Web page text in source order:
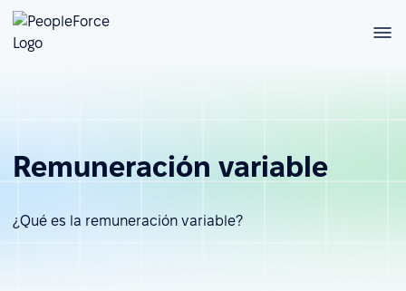
Remuneración variable
¿Qué es la remuneración variable?